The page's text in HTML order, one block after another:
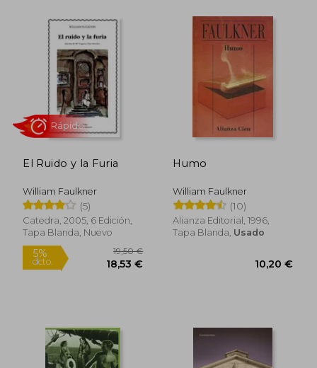
dcto. 10,59 € dcto.
Rápido Rápido
El Ruido y la Furia
William Faulkner
(5)
Catedra, 2005, 6 Edición,
Tapa Blanda, Nuevo
Humo
William Faulkner
(10)
Alianza Editorial, 1996,
Tapa Blanda, Usado